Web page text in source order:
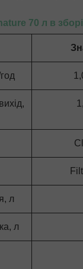
70 л в зборі
л
л